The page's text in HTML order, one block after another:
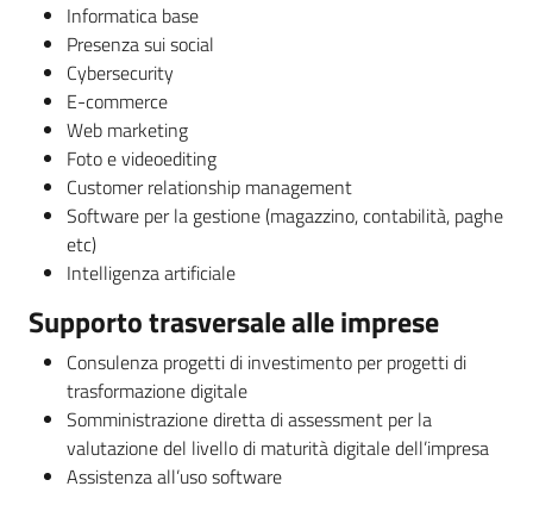
Informatica base
Presenza sui social
Cybersecurity
E-commerce
Web marketing
Foto e videoediting
Customer relationship management
Software per la gestione (magazzino, contabilità, paghe
etc)
Intelligenza artificiale
Supporto trasversale alle imprese
Consulenza progetti di investimento per progetti di
trasformazione digitale
Somministrazione diretta di assessment per la
valutazione del livello di maturità digitale dell’impresa
Assistenza all’uso software